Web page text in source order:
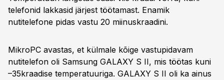
telefonid lakkasid järjest töötamast. Enamik
nutitelefone pidas vastu 20 miinuskraadini.
MikroPC avastas, et külmale kõige vastupidavam
nutitelefon oli Samsung GALAXY S II, mis töötas kuni
–35kraadise temperatuuriga. GALAXY S II oli ka ainus